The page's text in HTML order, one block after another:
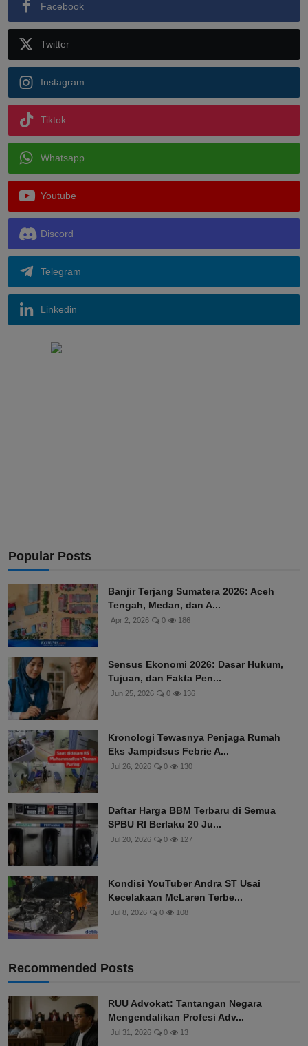
Facebook
Twitter
Instagram
Tiktok
Whatsapp
Youtube
Discord
Telegram
Linkedin
Popular Posts
Banjir Terjang Sumatera 2026: Aceh
Tengah, Medan, dan A...
Apr 2, 2026 0 186
Sensus Ekonomi 2026: Dasar Hukum,
Tujuan, dan Fakta Pen...
Jun 25, 2026 0 136
Kronologi Tewasnya Penjaga Rumah
Eks Jampidsus Febrie A...
Jul 26, 2026 0 130
Daftar Harga BBM Terbaru di Semua
SPBU RI Berlaku 20 Ju...
Jul 20, 2026 0 127
Kondisi YouTuber Andra ST Usai
Kecelakaan McLaren Terbe...
Jul 8, 2026 0 108
Recommended Posts
RUU Advokat: Tantangan Negara
Mengendalikan Profesi Adv...
Jul 31, 2026 0 13